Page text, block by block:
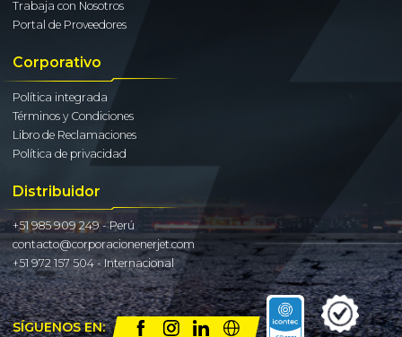
Trabaja con Nosotros
Portal de Proveedores
Corporativo
Política integrada
Términos y Condiciones
Libro de Reclamaciones
Política de privacidad
Distribuidor
+51 985 909 249 - Perú
contacto@corporacionenerjet.com
+51 972 157 504 - Internacional
SÍGUENOS EN: